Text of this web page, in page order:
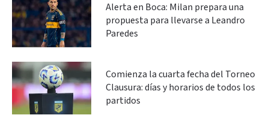
Alerta en Boca: Milan prepara una
propuesta para llevarse a Leandro
Paredes
Comienza la cuarta fecha del Torneo
Clausura: días y horarios de todos los
partidos